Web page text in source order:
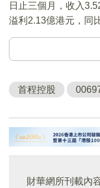
日止三個月，收入
溢利2.13億港元，同
首程控股
財華網所刊載內